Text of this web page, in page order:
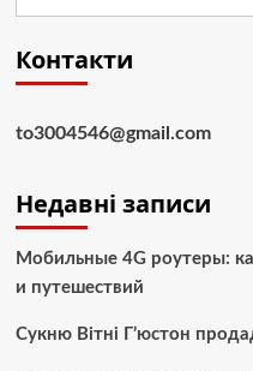
Контакти
to3004546@gmail.com
Недавні записи
Мобильные 4G роутеры:
и путешествий
Сукню Вітні Г’юстон